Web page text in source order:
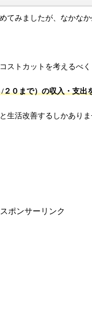
てみましたが、なかなか
ストカットを考えるべく
０まで）の収入・支出
生活改善するしかありま
スポンサーリンク